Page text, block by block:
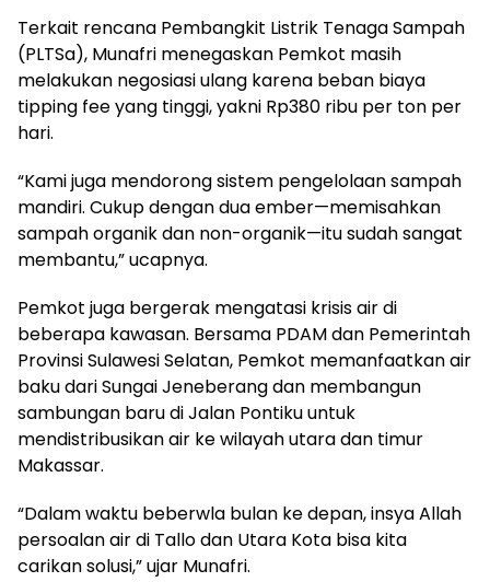
Terkait rencana Pembangkit Listrik Tenaga Sampah
(PLTSa), Munafri menegaskan Pemkot masih
melakukan negosiasi ulang karena beban biaya
tipping fee yang tinggi, yakni Rp380 ribu per ton per
hari.
“Kami juga mendorong sistem pengelolaan sampah
mandiri. Cukup dengan dua ember—memisahkan
sampah organik dan non-organik—itu sudah sangat
membantu,” ucapnya.
Pemkot juga bergerak mengatasi krisis air di
beberapa kawasan. Bersama PDAM dan Pemerintah
Provinsi Sulawesi Selatan, Pemkot memanfaatkan air
baku dari Sungai Jeneberang dan membangun
sambungan baru di Jalan Pontiku untuk
mendistribusikan air ke wilayah utara dan timur
Makassar.
“Dalam waktu beberwla bulan ke depan, insya Allah
persoalan air di Tallo dan Utara Kota bisa kita
carikan solusi,” ujar Munafri.